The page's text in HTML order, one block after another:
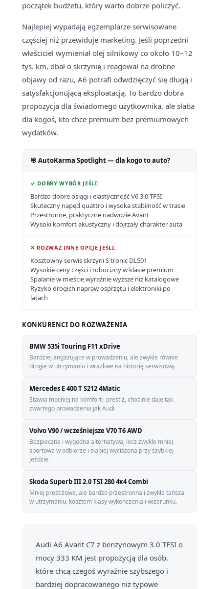
początek budżetu, który warto dobrze policzyć.
Najlepiej wypadają egzemplarze serwisowane
częściej niż przewiduje marketing. Jeśli poprzedni
właściciel wymieniał olej silnikowy co około 10–12
tys. km, dbał o skrzynię i reagował na drobne
objawy od razu, A6 potrafi odwdzięczyć się długą i
satysfakcjonującą eksploatacją. To bardzo dobra
propozycja dla świadomego użytkownika, ale słaba
dla kogoś, kto chce premium bez premiumowych
wydatków.
🎯 AutoKarma Spotlight — dla kogo to auto?
✓ DOBRY WYBÓR JEŚLI:
Bardzo dobre osiągi i elastyczność V6 3.0 TFSI
Skuteczny napęd quattro i wysoka stabilność w trasie
Przestronne, praktyczne nadwozie Avant
Wysoki komfort akustyczny i dojrzały charakter auta
✕ ROZWAŻ INNE OPCJE JEŚLI:
Kosztowny serwis skrzyni S tronic DL501
Wysokie ceny części i robocizny w klasie premium
Spalanie w mieście wyraźnie wyższe niż katalogowe
Ryzyko drogich napraw osprzętu i elektroniki po
latach
KONKURENCI DO ROZWAŻENIA
BMW 535i Touring F11 xDrive
Bardziej angażujące w prowadzeniu, ale zwykle równie
drogie w utrzymaniu i wrażliwe na historię serwisową.
Mercedes E 400 T S212 4Matic
Stawia mocniej na komfort i prestiż, choć nie daje tak
zwartego prowadzenia jak Audi.
Volvo V90 / wcześniejsze V70 T6 AWD
Bezpieczna i wygodna alternatywa, lecz zwykle mniej
sportowa w odbiorze i słabiej wyciszona przy szybkiej
jeździe.
Skoda Superb III 2.0 TSI 280 4x4 Combi
Mniej prestiżowa, ale bardzo przestronna i zwykle tańsza
w utrzymaniu, kosztem klasy wykończenia i wizerunku.
Audi A6 Avant C7 z benzynowym 3.0 TFSI o
mocy 333 KM jest propozycją dla osób,
które chcą czegoś wyraźnie szybszego i
bardziej dopracowanego niż typowe